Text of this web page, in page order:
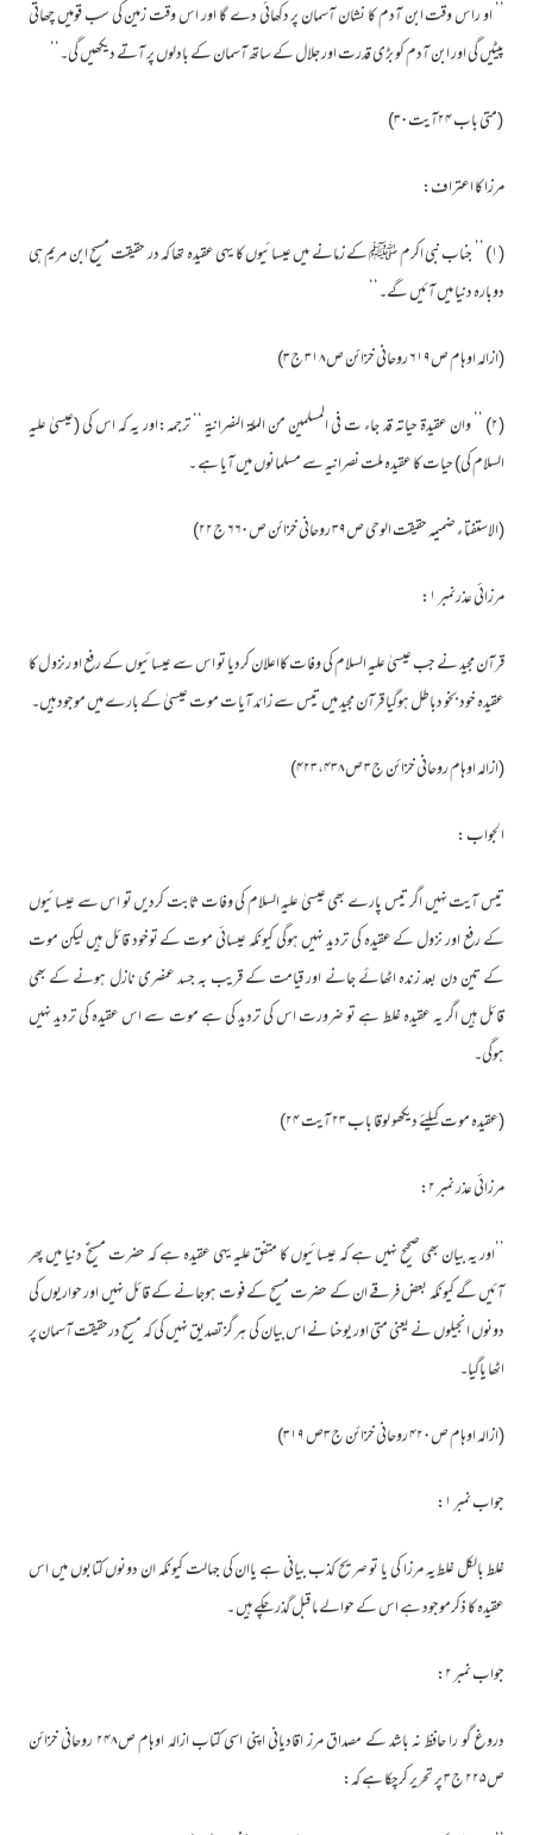
’’ او راس وقت ابن آدم کا نشان آسمان پر دکھائی دے گا اور اس وقت زمین کی سب قومیں چھاتی
پیٹیں گی اور ابن آدم کو بڑی قدرت اور جلال کے ساتھ آسمان کے بادلوں پر آتے دیکھیں گی۔‘‘
(متی باب ۲۴آیت۳۰)
مرزا کا اعتراف:
(۱) ’’ جناب نبی اکرم ﷺ کے زمانے میں عیسائیوں کا یہی عقیدہ تھا کہ در حقیقت مسیح ابن مریم ہی
دوبارہ دنیا میں آئیں گے۔‘‘
(ازالہ اوہام ص۶۱۹ روحانی خزائن ص۳۱۸ ج۳)
(۲) ’’ وان عقیدۃ حیاتہ قد جاء ت فی المسلمین من الملۃ النصرانیۃ ‘‘ ترجمہ:اور یہ کہ اس کی (عیسیٰ علیہ
السلام کی) حیات کا عقیدہ ملت نصرانیہ سے مسلمانوں میں آیا ہے ۔
(الاستفتا ء ضمیمہ حقیقت الوحی ص۳۹ روحانی خزائن ص۶۶۰ ج۲۲)
مرزائی عذرنمبر ۱:
قرآن مجید نے جب عیسیٰ علیہ السلام کی وفات کااعلان کردیا تو اس سے عیسائیوں کے رفع او رنزو ل کا
عقیدہ خود بخو دباطل ہوگیا قرآن مجید میں تیس سے زائد آیات موت عیسیٰ کے بارے میں موجود ہیں۔
(ازالہ اوہام روحانی خزائن ج۳ ص۴۲۳،۴۳۸)
الجواب :
تیس آیت نہیں اگر تیس پارے بھی عیسیٰ علیہ السلام کی وفات ثابت کردیں تو اس سے عیسائیوں
کے رفع اور نزول کے عقیدہ کی تردید نہیں ہوگی کیونکہ عیسائی موت کے توخود قائل ہیں لیکن موت
کے تین دن بعد زندہ اٹھائے جانے اور قیامت کے قریب بہ جسد عنصری نازل ہونے کے بھی
قائل ہیں اگر یہ عقیدہ غلط ہے تو ضرورت اس کی تردید کی ہے موت سے اس عقیدہ کی تردید نہیں
ہوگی۔
(عقیدہ موت کیلئے دیکھو لوقا باب ۲۳ آیت ۲۴)
مرزائی عذر نمبر ۲:
’’اور یہ بیان بھی صحیح نہیں ہے کہ عیسائیوں کا متفق علیہ یہی عقیدہ ہے کہ حضرت مسیح ؑ دنیا میں پھر
آئیں گے کیونکہ بعض فرقے ان کے حضرت مسیح کے فوت ہوجانے کے قائل نہیں اور حواریوں کی
دونوں انجیلوں نے یعنی متی اور یوحنا نے اس بیان کی ہر گز تصدیق نہیں کی کہ مسیح درحقیقت آسمان پر
اٹھا یاگیا۔
(ازالہ اوہام ص۴۲۰ روحانی خزائن ج۳ص ۳۱۹)
جواب نمبر ۱:
غلط بالکل غلط یہ مرزا کی یا تو صریح کذب بیانی ہے یاان کی جہالت کیونکہ ان دونوں کتابوں میں اس
عقیدہ کا ذکرموجود ہے اس کے حوالے ما قبل گذر چکے ہیں ۔
جواب نمبر ۲:
دروغ گو را حافظ نہ باشد کے مصداق مرز اقادیانی اپنی اسی کتاب ازالہ اوہام ص۲۴۸ روحانی خزائن
ص۲۲۵ ج۳ پر تحریر کرچکا ہے کہ: